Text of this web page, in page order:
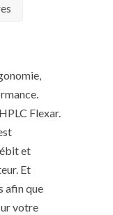
Flexar.
et
Et
afin que
votre